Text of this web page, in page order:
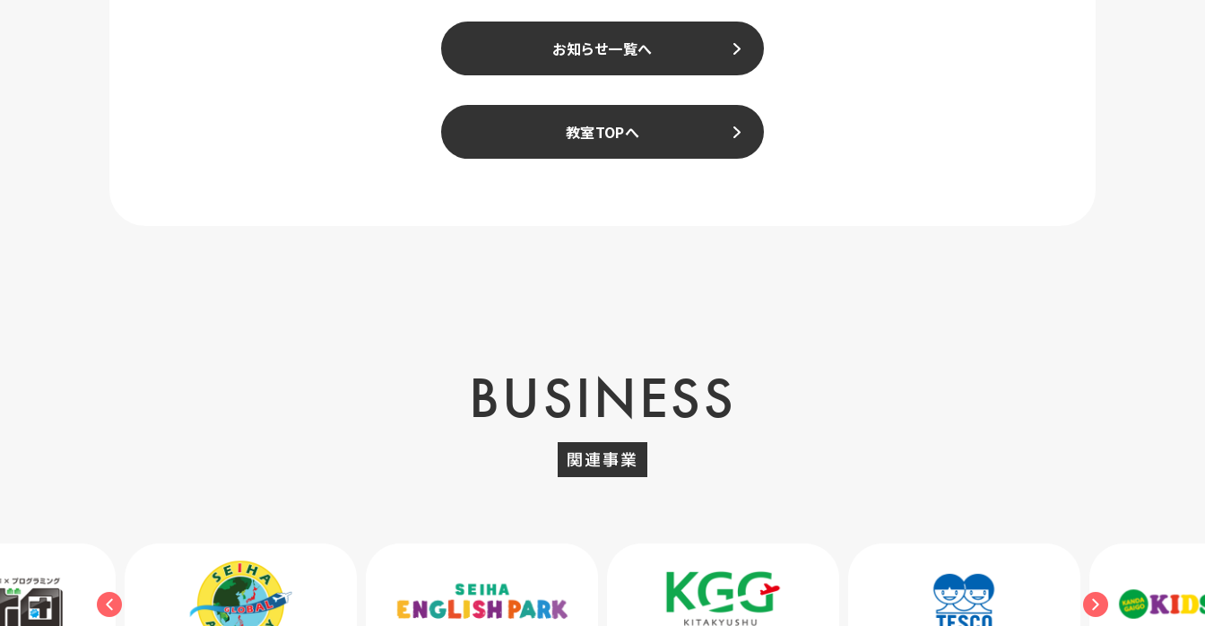
お知らせ一覧へ
教室TOPへ
BUSINESS
関連事業